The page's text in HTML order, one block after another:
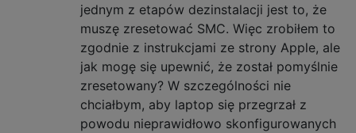
jednym z etapów dezinstalacji jest to, że
muszę zresetować SMC. Więc zrobiłem to
zgodnie z instrukcjami ze strony Apple, ale
jak mogę się upewnić, że został pomyślnie
zresetowany? W szczególności nie
chciałbym, aby laptop się przegrzał z
powodu nieprawidłowo skonfigurowanych